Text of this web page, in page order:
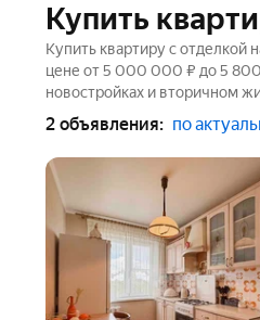
Купить
Купить квартиру с отделкой
цене от 5 000 000 ₽ до 5
новостройках и вторичном
2 объявления: по